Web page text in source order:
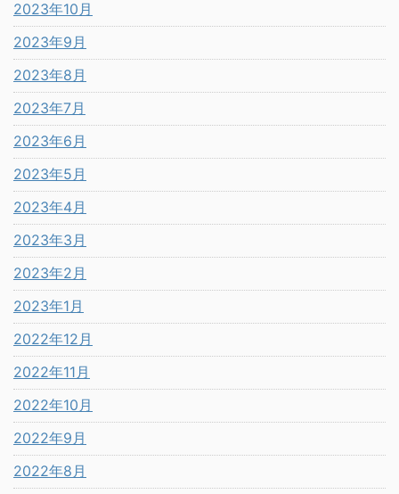
2023年10月
2023年9月
2023年8月
2023年7月
2023年6月
2023年5月
2023年4月
2023年3月
2023年2月
2023年1月
2022年12月
2022年11月
2022年10月
2022年9月
2022年8月